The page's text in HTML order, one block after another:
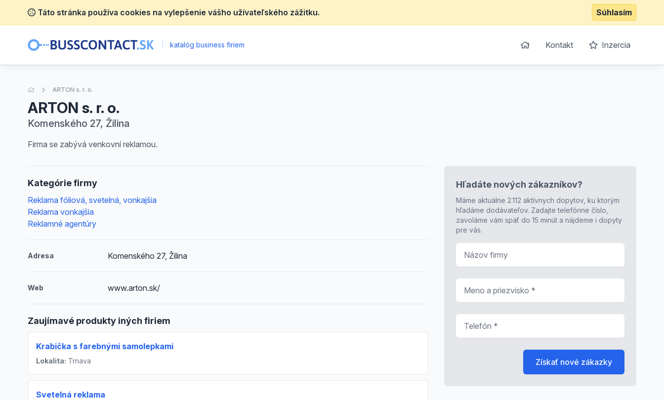
Táto stránka používa cookies na vylepšenie vášho užívateľského zážitku. Súhlasím
katalóg business firiem Kontakt Inzercia
Úvodná stránka
ARTON s. r. o.
ARTON s. r. o.
Komenského 27, Žilina
Firma se zabývá venkovní reklamou.
Kategórie firmy
Reklama fóliová, svetelná, vonkajšia
Reklama vonkajšia
Reklamné agentúry
Adresa Komenského 27, Žilina
Web www.arton.sk/
Zaujímavé produkty iných firiem
Krabička s farebnými samolepkami
Lokalita: Trnava
Svetelná reklama
Hľadáte nových zákazníkov?
Máme aktuálne 2.112 aktívnych dopytov, ku ktorým
hľadáme dodávateľov. Zadajte telefónne číslo,
zavoláme vám späť do 15 minút a nájdeme i dopyty
pre vás.
Získať nové zákazky